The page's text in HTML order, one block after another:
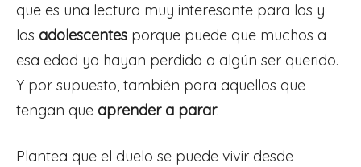
que es una lectura muy interesante para los y
las adolescentes porque puede que muchos a
esa edad ya hayan perdido a algún ser querido.
Y por supuesto, también para aquellos que
tengan que aprender a parar.
Plantea que el duelo se puede vivir desde